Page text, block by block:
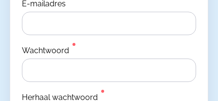
E-mailadres
Wachtwoord
Herhaal wachtwoord